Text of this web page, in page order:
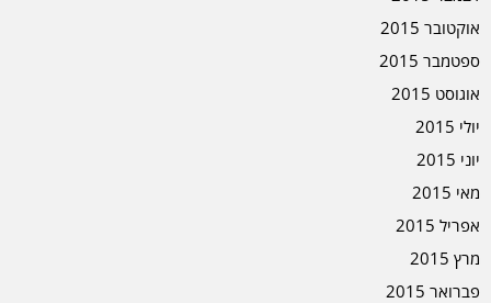
אוקטובר 2015
ספטמבר 2015
אוגוסט 2015
יולי 2015
יוני 2015
מאי 2015
אפריל 2015
מרץ 2015
פברואר 2015